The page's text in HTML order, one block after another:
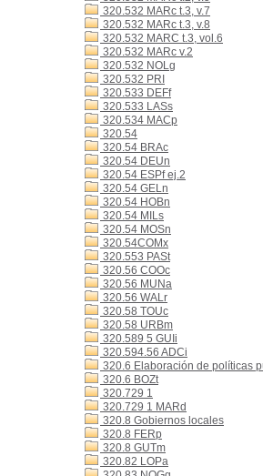
320.532 MARc t.3, v.7
320.532 MARc t.3, v.8
320.532 MARC t.3, vol.6
320.532 MARc v.2
320.532 NOLg
320.532 PRI
320.533 DEFf
320.533 LASs
320.534 MACp
320.54
320.54 BRAc
320.54 DEUn
320.54 ESPf ej.2
320.54 GELn
320.54 HOBn
320.54 MILs
320.54 MOSn
320.54COMx
320.553 PASt
320.56 COOc
320.56 MUNa
320.56 WALr
320.58 TOUc
320.58 URBm
320.589 5 GUIi
320.594.56 ADCi
320.6 Elaboración de políticas
320.6 BOZt
320.729 1
320.729 1 MARd
320.8 Gobiernos locales
320.8 FERp
320.8 GUTm
320.82 LOPa